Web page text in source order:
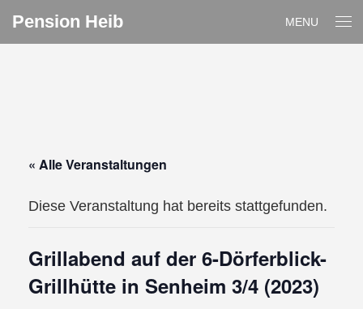
Pension Heib MENU
« Alle Veranstaltungen
Diese Veranstaltung hat bereits stattgefunden.
Grillabend auf der 6-Dörferblick-
Grillhütte in Senheim 3/4 (2023)